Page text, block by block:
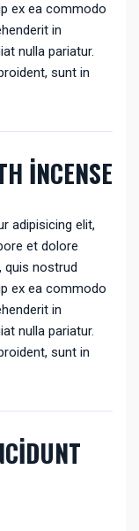
ex ea commodo
in
nulla pariatur.
sunt in
INCENSE
adipisicing elit,
et dolore
quis nostrud
ex ea commodo
in
nulla pariatur.
sunt in